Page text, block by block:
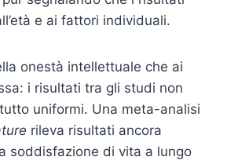
e ai fattori individuali.
onestà intellettuale che ai
i risultati tra gli studi non
uniformi. Una meta-analisi
rileva risultati ancora
soddisfazione di vita a lungo